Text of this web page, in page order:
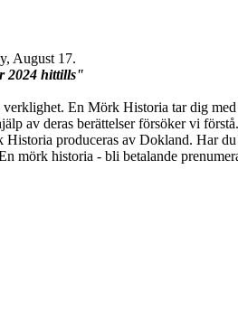
August 17.
2024 hittills"
En Mörk Historia tar dig
av deras berättelser försöker vi
Historia produceras av Dokland. Har
mörk historia - bli betalande